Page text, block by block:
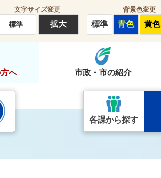
文字サイズ変更
標準 拡大
背景色変更
標準 青色 黄色
へ 市政・市の紹介
各課から探す